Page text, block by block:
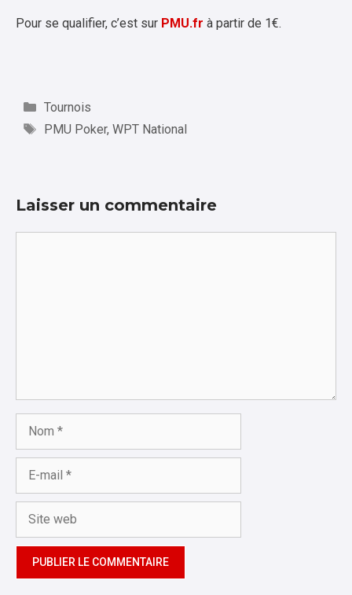
Pour se qualifier, c’est sur PMU.fr à partir de 1€.
Catégories
Tournois
Étiquettes
PMU Poker, WPT National
Laisser un commentaire
Nom
Site